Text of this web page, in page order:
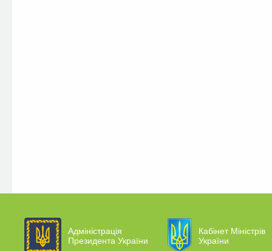
Адміністрація
Президента України
Кабінет Міністрів
України